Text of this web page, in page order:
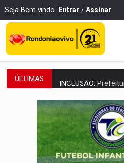
Seja Bem vindo. Entrar / Assinar
ÚLTIMAS INCLUSÃO: Prefeitura
DEFESA:Exército testa
TEMAS
PREVISÃO:Interior de
INFRAESTRUTURA: